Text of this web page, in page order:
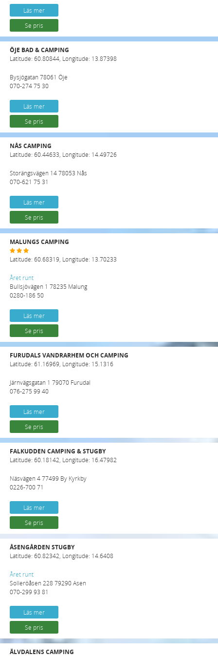
Läs mer
Se pris
ÖJE BAD & CAMPING
Latitude: 60.80844, Longitude: 13.87398
Bysjögatan 78061 Öje
070-274 75 30
Läs mer
Se pris
NÅS CAMPING
Latitude: 60.44633, Longitude: 14.49726
Storängsvägen 14 78053 Nås
070-621 75 31
Läs mer
Se pris
MALUNGS CAMPING
Latitude: 60.68319, Longitude: 13.70233
Året runt
Bullsjövägen 1 78235 Malung
0280-186 50
Läs mer
Se pris
FURUDALS VANDRARHEM OCH CAMPING
Latitude: 61.16969, Longitude: 15.1316
Järnvägsgatan 1 79070 Furudal
076-275 99 40
Läs mer
Se pris
FALKUDDEN CAMPING & STUGBY
Latitude: 60.18142, Longitude: 16.47982
Näsvägen 4 77499 By Kyrkby
0226-700 71
Läs mer
Se pris
ÅSENGÅRDEN STUGBY
Latitude: 60.82342, Longitude: 14.6408
Året runt
Solleröåsen 228 79290 Asen
070-299 93 81
Läs mer
Se pris
ÄLVDALENS CAMPING